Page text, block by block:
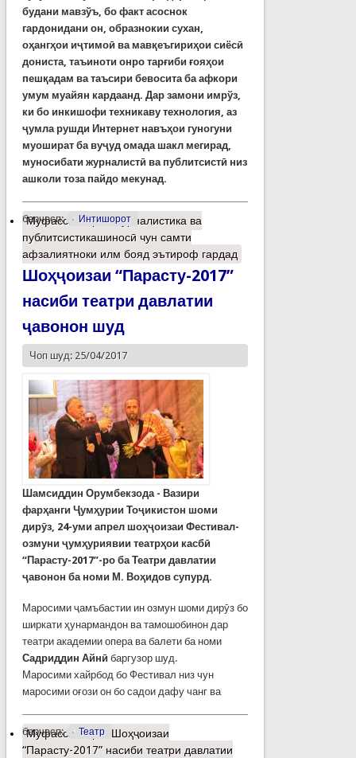
будани мавзўъ, бо факт асоснок
гардонидани он, образнокии сухан,
оҳангҳои иҷтимоӣ ва мавқеъгириҳои сиёсӣ
дониста, таъиноти онро тарғиби ғояҳои
пешқадам ва таъсири бевосита ба афкори
умум муайян кардаанд. Дар замони имрўз,
ки бо инкишофи техникаву технология, аз
ҷумла рушди Интернет навъҳои гуногуни
муошират ба вуҷуд омада шакл мегирад,
муносибати журналистӣ ва публитсистӣ низ
ашколи тоза пайдо мекунад.
барчасп: Интишорот
Муфассалтаро Журналистика ва
публитсистикашиносӣ чун самти
афзалиятноки илм бояд эътироф гардад
Шоҳҷоизаи “Парасту-2017”
насиби театри давлатии
ҷавонон шуд
Чоп шуд: 25/04/2017
Шамсиддин Орумбекзода - Вазири
фарҳанги Ҷумҳурии Тоҷикистон шоми
дирӯз, 24-уми апрел шоҳҷоизаи Фестивал-
озмуни ҷумҳуриявии театрҳои касбӣ
“Парасту-2017”-ро ба Театри давлатии
ҷавонон ба номи М. Воҳидов супурд.
Маросими ҷамъбастии ин озмун шоми дирӯз бо
ширкати ҳунармандон ва тамошобинон дар
театри академии опера ва балети ба номи
Садриддин Айнӣ баргузор шуд.
Маросими хайрбод бо Фестивал низ чун
маросими оғози он бо садои дафу чанг ва
барчасп: Театр
Муфассалтаро Шоҳҷоизаи
“Парасту-2017” насиби театри давлатии